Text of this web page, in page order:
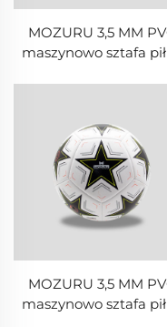
MOZURU 3,5 MM
maszynowo sztafa
MOZURU 3,5 MM
maszynowo sztafa